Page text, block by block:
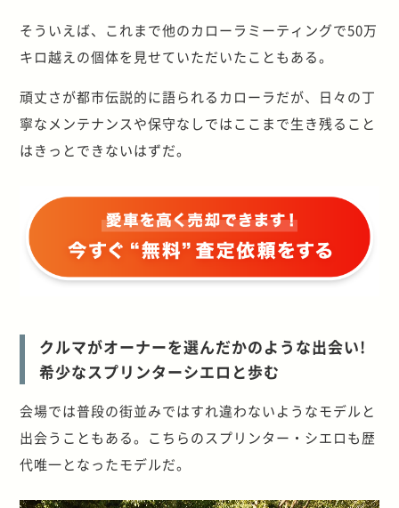
そういえば、これまで他のカローラミーティングで50万
キロ越えの個体を見せていただいたこともある。
頑丈さが都市伝説的に語られるカローラだが、日々の丁
寧なメンテナンスや保守なしではここまで生き残ること
はきっとできないはずだ。
クルマがオーナーを選んだかのような出会い!
希少なスプリンターシエロと歩む
会場では普段の街並みではすれ違わないようなモデルと
出会うこともある。こちらのスプリンター・シエロも歴
代唯一となったモデルだ。